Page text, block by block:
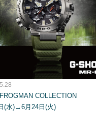
COLLECTION
(水)→6月24日(火)